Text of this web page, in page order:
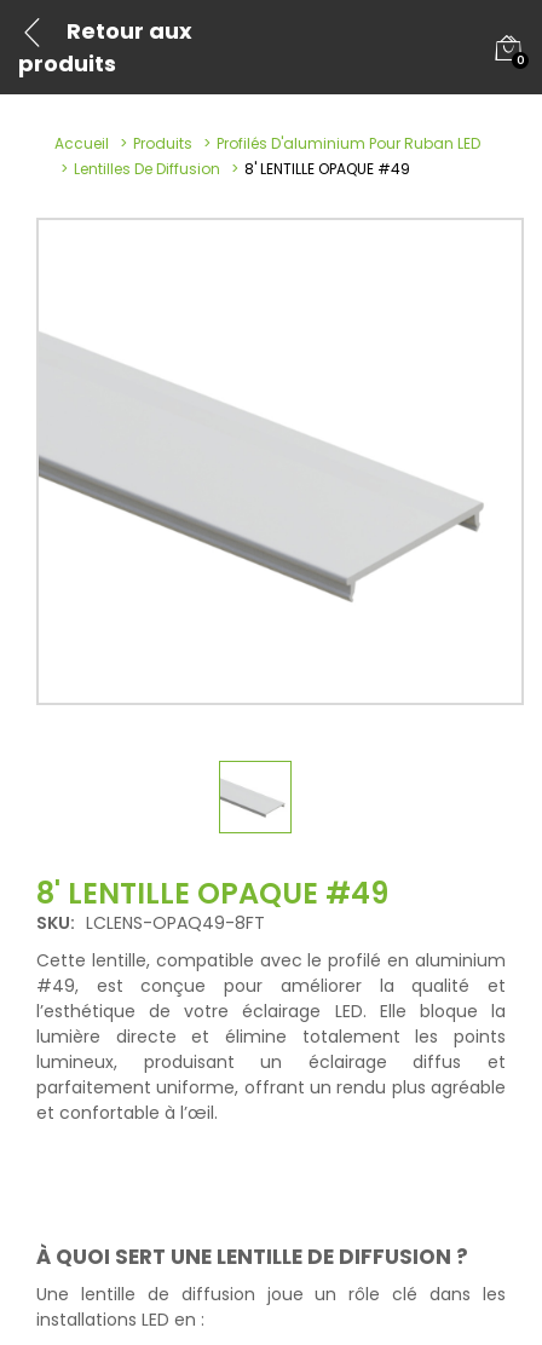
Retour aux
produits
0
Accueil Produits
Profilés D'aluminium Pour Ruban LED
Lentilles De Diffusion
8' LENTILLE OPAQUE #49
8' LENTILLE OPAQUE #49
SKU: LCLENS-OPAQ49-8FT
Cette lentille, compatible avec le profilé en aluminium
#49, est conçue pour améliorer la qualité et
l’esthétique de votre éclairage LED. Elle bloque la
lumière directe et élimine totalement les points
lumineux, produisant un éclairage diffus et
parfaitement uniforme, offrant un rendu plus agréable
et confortable à l’œil.
À QUOI SERT UNE LENTILLE DE DIFFUSION ?
Une lentille de diffusion joue un rôle clé dans les
installations LED en :